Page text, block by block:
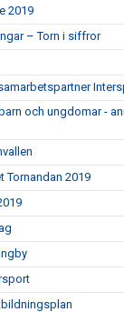
2019
– Torn i siffror
och ungdomar -
2019